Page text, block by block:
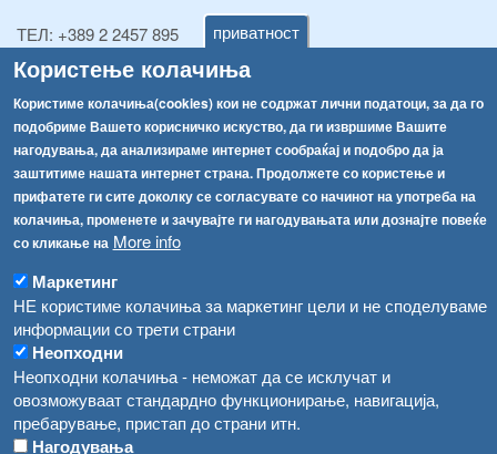
приватност
Користење колачиња
Користиме колачиња(cookies) кои не содржат лични податоци, за да го
подобриме Вашето корисничко искуство, да ги извршиме Вашите
нагодувања, да анализираме интернет сообраќај и подобро да ја
заштитиме нашата интернет страна. Продолжете со користење и
прифатете ги сите доколку се согласувате со начинот на употреба на
колачиња, променете и зачувајте ги нагодувањата или дознајте повеќе
со кликање на More info
Маркетинг
НЕ користиме колачиња за маркетинг цели и не споделуваме
информации со трети страни
Неопходни
Неопходни колачиња - неможат да се исклучат и
овозможуваат стандардно функционирање, навигација,
пребарување, пристап до страни итн.
Нагодувања
ТЕЛ: +389 2 2457 895
ТЕЛ:
Факс:+389 2 2457 893
Факс:+389 2 2457 871
info@fva.gov.mk
[АХВ-претходна страна]
Соопштенија
Република Бугарија ги засили официјалните контроли при увоз на свежо овошје и зеленчук
Високите температури ризик од труење со храна, опасни се и за животните
Водата во Гостивар може да се користи како техничка, продолжува испораката на флаширана вода
Во Гостивар спроведени 70 вонредни контроли
Забраната за водата во Гостивар останува на сила, операторите да користат само технички безбедна вода
Навигација
Архива
Обрасци
Огласи